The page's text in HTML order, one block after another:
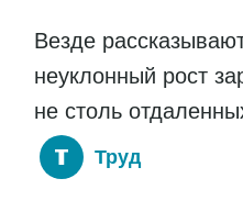
Везде
неуклонный рост
не столь
Труд